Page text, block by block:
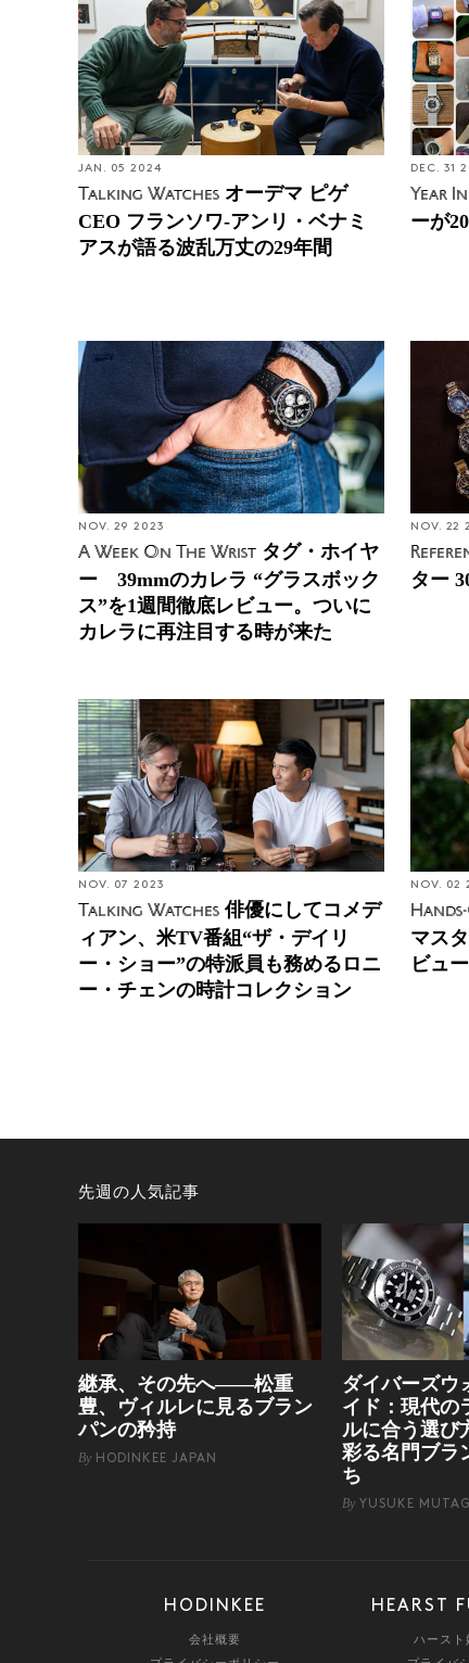
JAN. 05 2024
Talking Watches オーデマ ピゲ
CEO フランソワ-アンリ・ベナミ
アスが語る波乱万丈の29年間
DEC. 31
Year
ーが
NOV. 29 2023
A Week On The Wrist タグ・ホイヤ
ー 39mmのカレラ “グラスボック
ス”を1週間徹底レビュー。ついに
カレラに再注目する時が来た
NOV. 22
ター
NOV. 07 2023
Talking Watches 俳優にしてコメデ
ィアン、米TV番組“ザ・デイリ
ー・ショー”の特派員も務めるロニ
ー・チェンの時計コレクション
NOV. 02
マス
ビュ
先週の人気記事
継承、その先へ——松重
豊、ヴィルレに見るブラン
パンの矜持
By HODINKEE JAPAN
ダイバーズウ
イド：現代の
ルに合う選び
彩る名門ブラ
ち
By YUSUKE
HODINKEE
会社概要
HEARST
ハースト